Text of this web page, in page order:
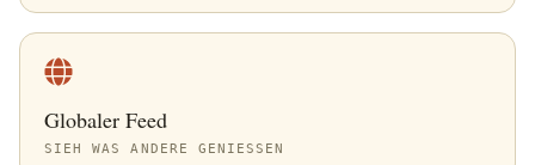
Globaler Feed
SIEH WAS ANDERE GENIESSEN